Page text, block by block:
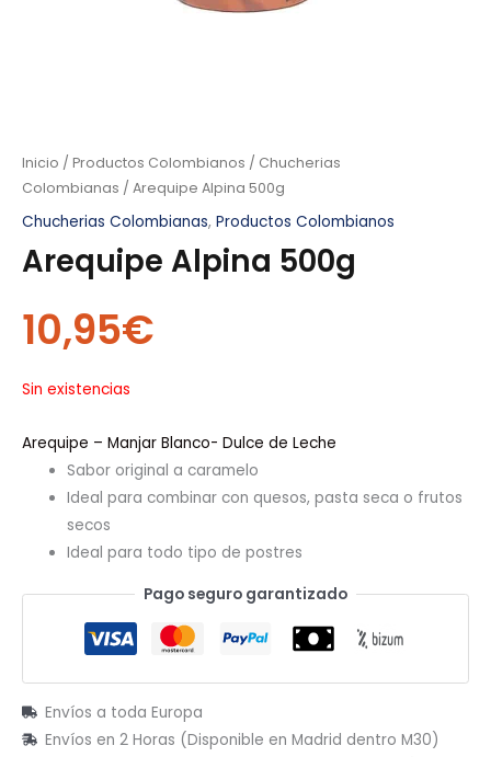
Inicio / Productos Colombianos / Chucherias
Colombianas / Arequipe Alpina 500g
Chucherias Colombianas, Productos Colombianos
Arequipe Alpina 500g
10,95€
Sin existencias
Arequipe – Manjar Blanco- Dulce de Leche
Sabor original a caramelo
Ideal para combinar con quesos, pasta seca o frutos
secos
Ideal para todo tipo de postres
Pago seguro garantizado
Envíos a toda Europa
Envíos en 2 Horas (Disponible en Madrid dentro M30)